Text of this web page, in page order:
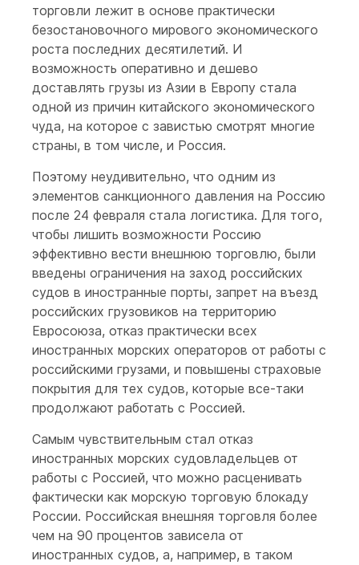
торговли лежит в основе практически
безостановочного мирового экономического
роста последних десятилетий. И
возможность оперативно и дешево
доставлять грузы из Азии в Европу стала
одной из причин китайского экономического
чуда, на которое с завистью смотрят многие
страны, в том числе, и Россия.
Поэтому неудивительно, что одним из
элементов санкционного давления на Россию
после 24 февраля стала логистика. Для того,
чтобы лишить возможности Россию
эффективно вести внешнюю торговлю, были
введены ограничения на заход российских
судов в иностранные порты, запрет на въезд
российских грузовиков на территорию
Евросоюза, отказ практически всех
иностранных морских операторов от работы с
российскими грузами, и повышены страховые
покрытия для тех судов, которые все-таки
продолжают работать с Россией.
Самым чувствительным стал отказ
иностранных морских судовладельцев от
работы с Россией, что можно расценивать
фактически как морскую торговую блокаду
России. Российская внешняя торговля более
чем на 90 процентов зависела от
иностранных судов, а, например, в таком